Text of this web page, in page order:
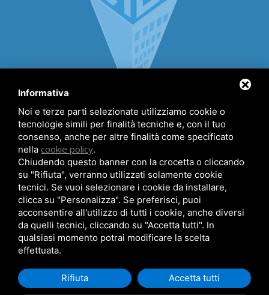
(+39) 0533 327429
(+39) 340 6043760
info@agenziaestensi.it
Viale dei Lecci, 51 - 44029 Lido degli Estensi (FE)
© 2026 Agenzia Estensi
Partita iva: 01714800388
CIN: IT038006B4XHYQ6XJE
CIR: 038006-CV-00201 Sitemap
Informativa
Noi e terze parti selezionate utilizziamo cookie o
tecnologie simili per finalità tecniche e, con il tuo
consenso, anche per altre finalità come specificato
nella cookie policy.
Chiudendo questo banner con la crocetta o cliccando
su "Rifiuta", verranno utilizzati solamente cookie
tecnici. Se vuoi selezionare i cookie da installare,
clicca su "Personalizza". Se preferisci, puoi
acconsentire all'utilizzo di tutti i cookie, anche diversi
da quelli tecnici, cliccando su "Accetta tutti". In
qualsiasi momento potrai modificare la scelta
effettuata.
Rifiuta Accetta tutti